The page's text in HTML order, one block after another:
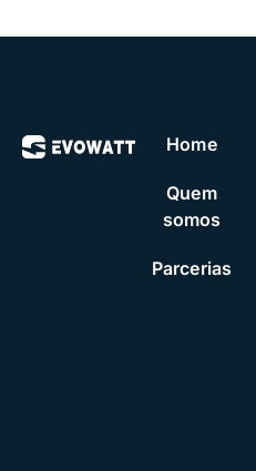
Home
Quem
somos
Parcerias